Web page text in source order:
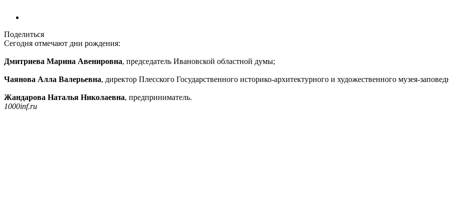
Поделиться
Сегодня отмечают дни рождения:
Дмитриева Марина Авенировна, председатель Ивановской областной думы;
Чаянова Алла Валерьевна, директор Плесского Государственного историко-архитектурного и художественного музея-
Жандарова Наталья Николаевна, предприниматель.
1000inf.ru